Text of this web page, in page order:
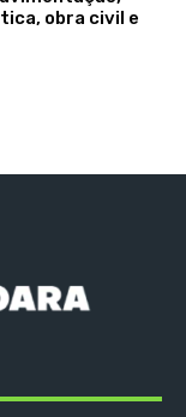
obra civil e